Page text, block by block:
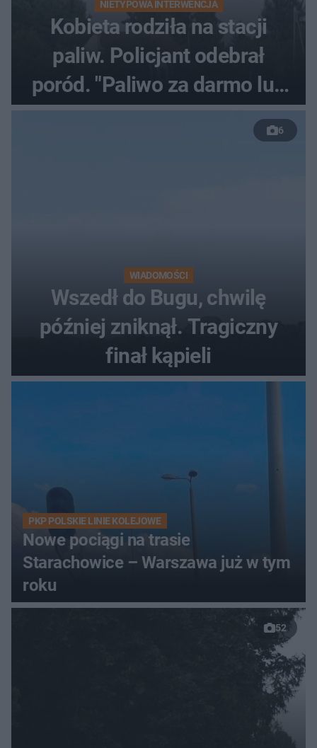
NIETYPOWA INTERWENCJA
Kobieta rodziła na stacji
paliw. Policjant odebrał
poród. "Paliwo za darmo lub
50 %!"
6
WIADOMOŚCI
Wszedł do Bugu, chwilę
później zniknął. Tragiczny
finał kąpieli
PKP POLSKIE LINIE KOLEJOWE
Nowe pociągi na trasie
Starachowice – Warszawa już w tym
roku
52